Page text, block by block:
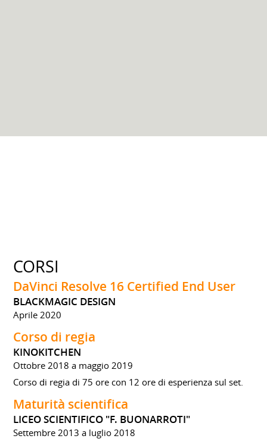
CORSI
DaVinci Resolve 16 Certified End User
BLACKMAGIC DESIGN
Aprile 2020
Corso di regia
KINOKITCHEN
Ottobre 2018 a maggio 2019
Corso di regia di 75 ore con 12 ore di esperienza sul set.
Maturità scientifica
LICEO SCIENTIFICO "F. BUONARROTI"
Settembre 2013 a luglio 2018